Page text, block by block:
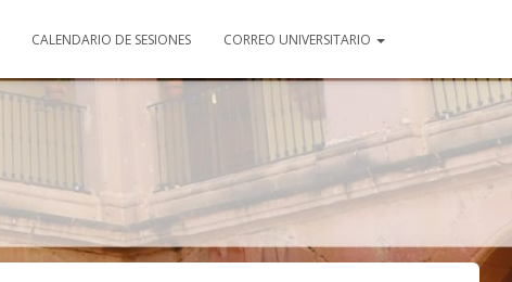
CALENDARIO DE SESIONES CORREO UNIVERSITARIO